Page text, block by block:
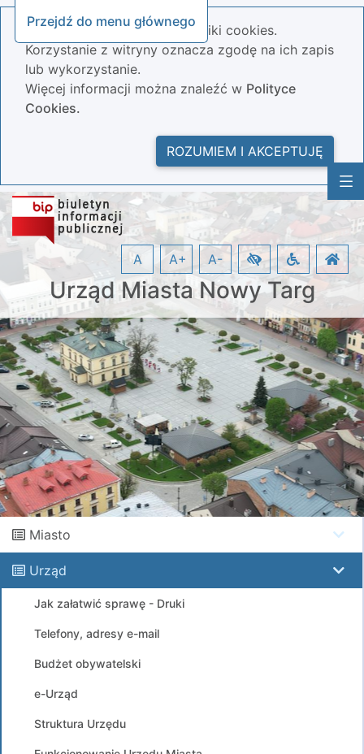
Przejdź do menu głównego
Nasza strona wykorzystuje pliki cookies.
Korzystanie z witryny oznacza zgodę na ich zapis
lub wykorzystanie.
Więcej informacji można znaleźć w Polityce
Cookies.
ROZUMIEM I AKCEPTUJĘ
Urząd Miasta Nowy Targ
A A+ A-
Miasto
Urząd
Jak załatwić sprawę - Druki
Telefony, adresy e-mail
Budżet obywatelski
e-Urząd
Struktura Urzędu